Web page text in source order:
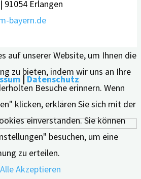
91054 Erlangen
bayern.de
| Datenschutz
auf unserer Website, um Ihnen die
zu bieten, indem wir uns an Ihre
Besuche erinnern. Wenn
klicken, erklären Sie sich mit der
einverstanden. Sie können
besuchen, um eine
zu erteilen.
Alle Akzeptieren